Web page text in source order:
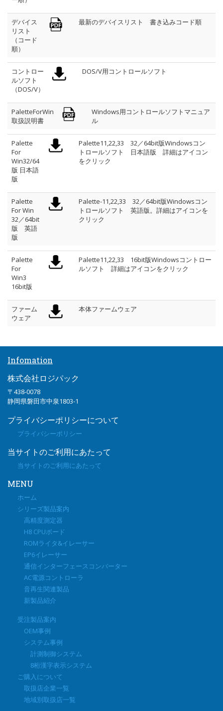
デバイス
リスト
（コード
順）
最新のデバイスリスト 書き込みコード順
コントロー
ルソフト
（DOS/V）
DOS/V用コントロールソフト
PaletteForWin
取扱説明書
Windows用コントロールソフトマニュア
ル
Palette
For
Win32/64
版 日本語
版
Palette11,22,33 32／64bit版Windowsコン
トロールソフト 日本語版 詳細はアイコン
をクリック
Palette
For Win
32／64bit
版 英語
版
Palette-11,22,33 32／64bit版Windowsコン
トロールソフト 英語版。詳細はアイコンを
クリック
Palette
For
Win3
16bit版
Palette11,22,33 16bit版Windowsコントロー
ルソフト 詳細はアイコンをクリック
ファーム
ウェア
本体ファームウェア
Infomation
株式会社ロジパック
〒438-0078
静岡県磐田市中泉1803-1
プライバシーポリシーについて
プライバシーポリシー
当サイトのご利用にあたって
当サイトのご利用にあたって
MENU
ホーム
シリーズ製品案内
高精度測定器
H8 CPUボード
ROMライタ&イレーサー
EP6イレーサー
通信インターフェースコンバーター
AC電源コントローラ
音再生関連製品
新製品紹介
受注製品案内
OEM事例
システム事例
計測制御システム
8桁漢字表示システム
ご購入について
取扱店企業一覧
地域別取扱店一覧